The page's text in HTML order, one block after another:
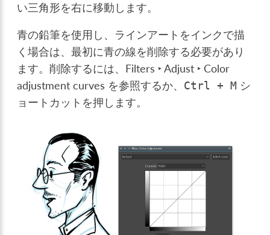
い三角形を右に移動します。
青の鉛筆を使用し、ラインアートをインクで描
く場合は、最初に青の線を削除する必要があり
ます。削除するには、 Filters ‣ Adjust ‣ Color
adjustment curves を参照するか、 Ctrl + M シ
ョートカットを押します。